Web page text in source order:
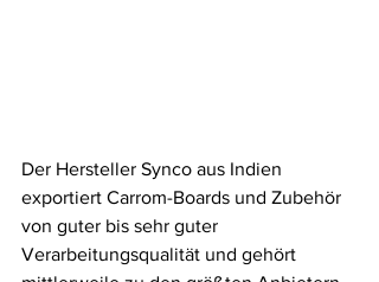
Der Hersteller Synco aus Indien
exportiert Carrom-Boards und Zubehör
von guter bis sehr guter
Verarbeitungsqualität und gehört